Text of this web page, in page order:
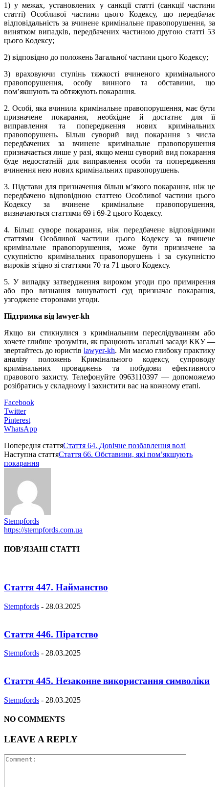
1) у межах, установлених у санкції статті (санкції частини
статті) Особливої частини цього Кодексу, що передбачає
відповідальність за вчинене кримінальне правопорушення, за
винятком випадків, передбачених частиною другою статті 53
цього Кодексу;
2) відповідно до положень Загальної частини цього Кодексу;
3) враховуючи ступінь тяжкості вчиненого кримінального
правопорушення, особу винного та обставини, що
пом’якшують та обтяжують покарання.
2. Особі, яка вчинила кримінальне правопорушення, має бути
призначене покарання, необхідне й достатнє для її
виправлення та попередження нових кримінальних
правопорушень. Більш суворий вид покарання з числа
передбачених за вчинене кримінальне правопорушення
призначається лише у разі, якщо менш суворий вид покарання
буде недостатній для виправлення особи та попередження
вчинення нею нових кримінальних правопорушень.
3. Підстави для призначення більш м’якого покарання, ніж це
передбачено відповідною статтею Особливої частини цього
Кодексу за вчинене кримінальне правопорушення,
визначаються статтями 69 і 69-2 цього Кодексу.
4. Більш суворе покарання, ніж передбачене відповідними
статтями Особливої частини цього Кодексу за вчинене
кримінальне правопорушення, може бути призначене за
сукупністю кримінальних правопорушень і за сукупністю
вироків згідно зі статтями 70 та 71 цього Кодексу.
5. У випадку затвердження вироком угоди про примирення
або про визнання винуватості суд призначає покарання,
узгоджене сторонами угоди.
Підтримка від lawyer-kh
Якщо ви стикнулися з кримінальним переслідуванням або
хочете глибше зрозуміти, як працюють загальні засади ККУ —
звертайтесь до юристівlawyer-kh. Ми маємо глибоку практику
аналізу положень Кримінального кодексу, супроводу
кримінальних проваджень та побудови ефективного
правового захисту. Телефонуйте 0963110397 — допоможемо
розібратись у складному і захистити вас на кожному етапі.
Facebook
Twitter
Pinterest
WhatsApp
Попередня статтяСтаття 64. Довічне позбавлення волі
Наступна статтяСтаття 66. Обставини, які пом’якшують
покарання
Stempfords
https://stempfords.com.ua
ПОВ’ЯЗАНІ СТАТТІ
Стаття 447. Найманство
Stempfords - 28.03.2025
Стаття 446. Піратство
Stempfords - 28.03.2025
Стаття 445. Незаконне використання символіки
Stempfords - 28.03.2025
NO COMMENTS
LEAVE A REPLY